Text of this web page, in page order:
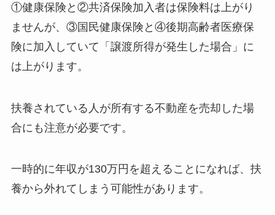
①健康保険と②共済保険加入者は保険料は上がり
ませんが、③国民健康保険と④後期高齢者医療保
険に加入していて「譲渡所得が発生した場合」に
は上がります。
扶養されている人が所有する不動産を売却した場
合にも注意が必要です。
一時的に年収が130万円を超えることになれば、扶
養から外れてしまう可能性があります。